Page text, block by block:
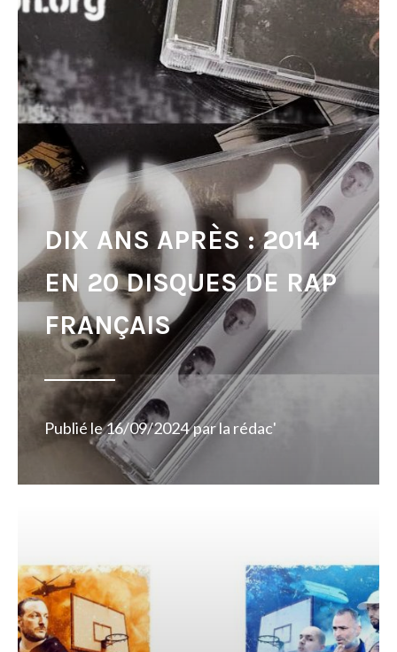
DIX ANS APRÈS : 2014
EN 20 DISQUES DE RAP
FRANÇAIS
Publié le16/09/2024 parla rédac'